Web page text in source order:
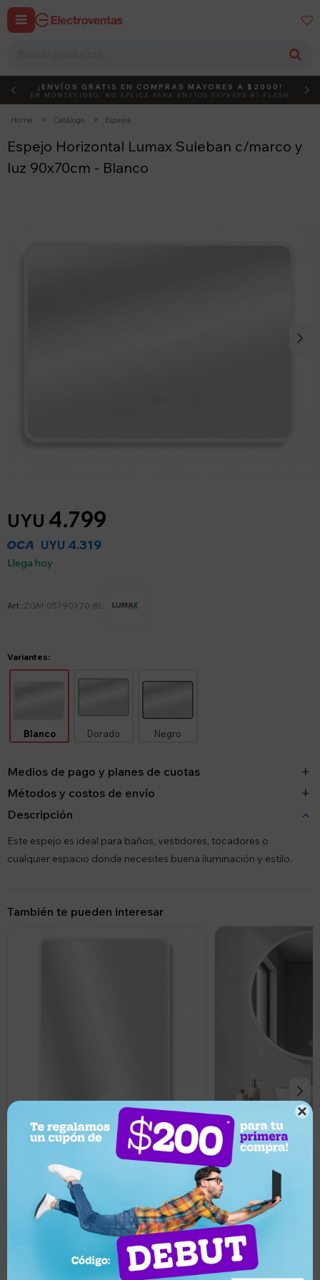

 
DEBUT ACTIVÁ EL CÓDIGO
¡ENVÍOS GRATIS EN COMPRAS MAYORES A $2000!
EN MONTEVIDEO, NO APLICA PARA ENVÍOS EXPRESS NI FLASH
Home Catálogo Espejos
Espejo Horizontal Lumax Suleban c/marco y
luz 90x70cm - Blanco
UYU 4.799
UYU 4.319
Llega hoy
ZGM-05790X70-BL
Variantes:
Blanco Dorado Negro
Medios de pago y planes de cuotas
Métodos y costos de envío
Descripción
Este espejo es ideal para baños, vestidores, tocadores o
cualquier espacio donde necesites buena iluminación y estilo.
También te pueden interesar
UYU5.299
Espejo Vertical Lumax c/marco
desempañador y Luz 90x70cm - Blanco
Llega hoy
UYU5.199
Espejo Lumax
con desempañador
Llega hoy